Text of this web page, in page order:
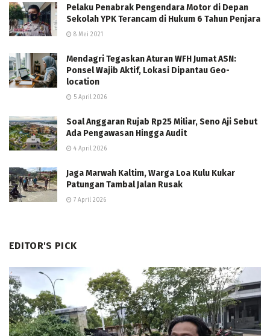
Pelaku Penabrak Pengendara Motor di Depan
Sekolah YPK Terancam di Hukum 6 Tahun Penjara
8 Mei 2021
Mendagri Tegaskan Aturan WFH Jumat ASN:
Ponsel Wajib Aktif, Lokasi Dipantau Geo-
location
5 April 2026
Soal Anggaran Rujab Rp25 Miliar, Seno Aji Sebut
Ada Pengawasan Hingga Audit
4 April 2026
Jaga Marwah Kaltim, Warga Loa Kulu Kukar
Patungan Tambal Jalan Rusak
7 April 2026
EDITOR'S PICK